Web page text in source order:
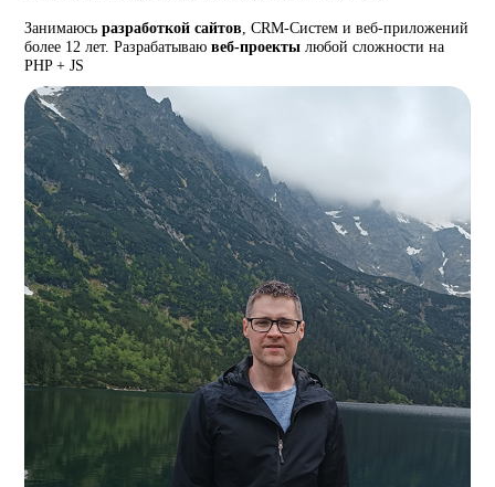
Занимаюсьразработкой сайтов , CRM-Систем и веб-приложений
более 12 лет. Разрабатываювеб-проекты любой сложности на
PHP + JS